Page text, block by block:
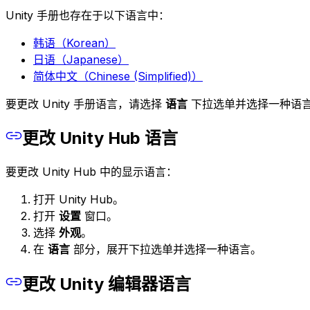
Unity 手册也存在于以下语言中：
韩语（Korean）
日语（Japanese）
简体中文（Chinese (Simplified)）
要更改 Unity 手册语言，请选择 语言 下拉选单并选择一种语
更改 Unity Hub 语言
要更改 Unity Hub 中的显示语言：
打开 Unity Hub。
打开 设置 窗口。
选择 外观。
在 语言 部分，展开下拉选单并选择一种语言。
更改 Unity 编辑器语言